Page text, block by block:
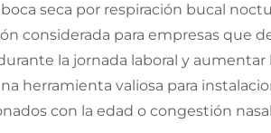
seca por respiración bucal
considerada para empresas que
la jornada laboral y
herramienta valiosa para
con la edad o congestión